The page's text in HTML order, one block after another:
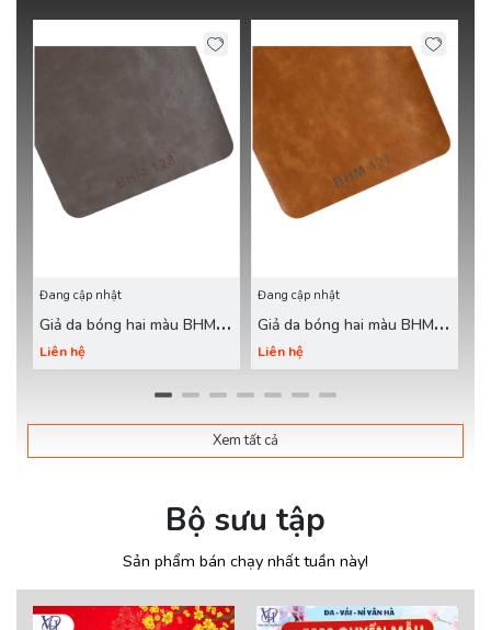
Đang cập nhật
Giả da bóng hai màu BHM
128 ghi
Liên hệ
Đang cập nhật
Giả da bóng hai màu BHM
127 nâu loang
Liên hệ
Xem tất cả
Bộ sưu tập
Sản phẩm bán chạy nhất tuần này!